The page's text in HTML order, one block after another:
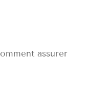
assurer